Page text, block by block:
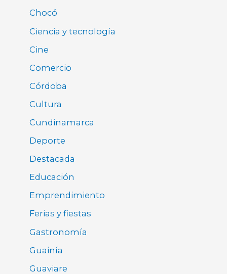
Chocó
Ciencia y tecnología
Cine
Comercio
Córdoba
Cultura
Cundinamarca
Deporte
Destacada
Educación
Emprendimiento
Ferias y fiestas
Gastronomía
Guainía
Guaviare